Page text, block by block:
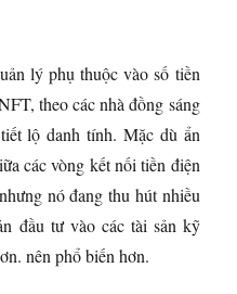
lý phụ thuộc vào số tiền
theo các nhà đồng sáng
lộ danh tính. Mặc dù ẩn
các vòng kết nối tiền điện
nó đang thu hút nhiều
đầu tư vào các tài sản kỹ
nên phổ biến hơn.